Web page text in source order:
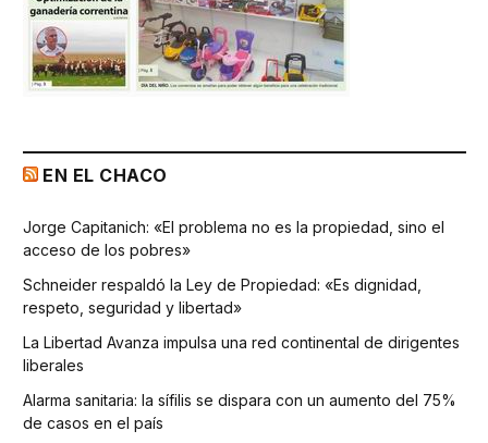
EN EL CHACO
Jorge Capitanich: «El problema no es la propiedad, sino el
acceso de los pobres»
Schneider respaldó la Ley de Propiedad: «Es dignidad,
respeto, seguridad y libertad»
La Libertad Avanza impulsa una red continental de dirigentes
liberales
Alarma sanitaria: la sífilis se dispara con un aumento del 75%
de casos en el país